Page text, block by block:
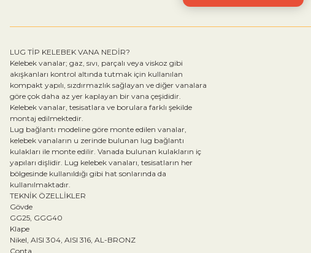
LUG TİP KELEBEK VANA NEDİR?
Kelebek vanalar; gaz, sıvı, parçalı veya viskoz gibi
akışkanları kontrol altında tutmak için kullanılan
kompakt yapılı, sızdırmazlık sağlayan ve diğer vanalara
göre çok daha az yer kaplayan bir vana çeşididir.
Kelebek vanalar, tesisatlara ve borulara farklı şekilde
montaj edilmektedir.
Lug bağlantı modeline göre monte edilen vanalar,
kelebek vanaların u zerinde bulunan lug bağlantı
kulakları ile monte edilir. Vanada bulunan kulakların iç
yapıları dişlidir. Lug kelebek vanaları, tesisatların her
bölgesinde kullanıldığı gibi hat sonlarında da
kullanılmaktadır.
TEKNİK ÖZELLİKLER
Gövde
GG25, GGG40
Klape
Nikel, AISI 304, AISI 316, AL-BRONZ
Conta